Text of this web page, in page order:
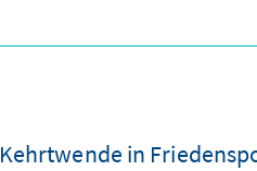
Kehrtwende in